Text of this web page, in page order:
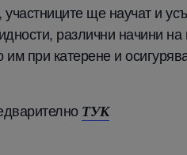
ще научат и
различни начини
при катерене и
ТУК